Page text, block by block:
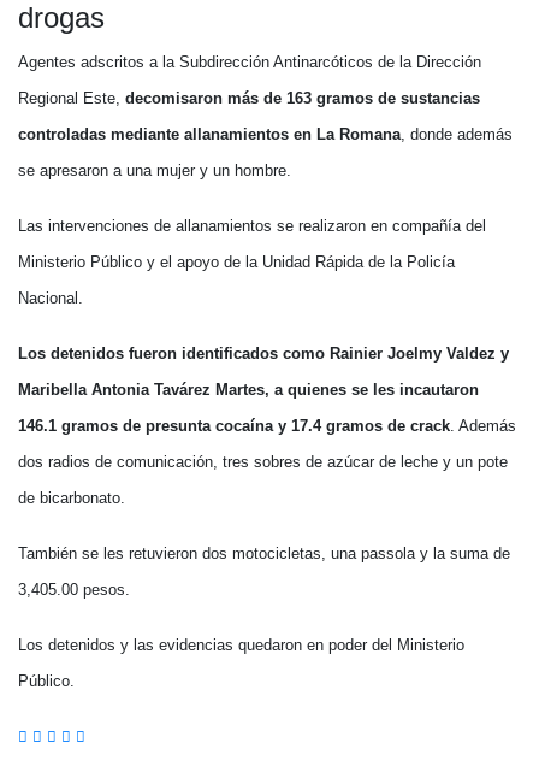
drogas
Agentes adscritos a la Subdirección Antinarcóticos de la Dirección
Regional Este, decomisaron más de 163 gramos de sustancias
controladas mediante allanamientos en La Romana , donde además
se apresaron a una mujer y un hombre.
Las intervenciones de allanamientos se realizaron en compañía del
Ministerio Público y el apoyo de la Unidad Rápida de la Policía
Nacional.
Los detenidos fueron identificados como Rainier Joelmy Valdez y
Maribella Antonia Tavárez Martes, a quienes se les incautaron
146.1 gramos de presunta cocaína y 17.4 gramos de crack . Además
dos radios de comunicación, tres sobres de azúcar de leche y un pote
de bicarbonato.
También se les retuvieron dos motocicletas, una passola y la suma de
3,405.00 pesos.
Los detenidos y las evidencias quedaron en poder del Ministerio
Público.